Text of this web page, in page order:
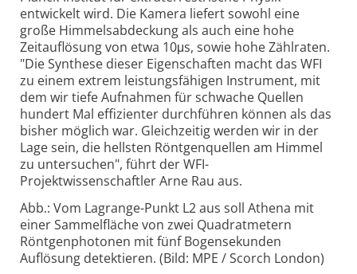
entwickelt wird. Die Kamera liefert sowohl eine
große Himmelsabdeckung als auch eine hohe
Zeitauflösung von etwa 10μs, sowie hohe Zählraten.
"Die Synthese dieser Eigenschaften macht das WFI
zu einem extrem leistungsfähigen Instrument, mit
dem wir tiefe Aufnahmen für schwache Quellen
hundert Mal effizienter durchführen können als das
bisher möglich war. Gleichzeitig werden wir in der
Lage sein, die hellsten Röntgenquellen am Himmel
zu untersuchen", führt der WFI-
Projektwissenschaftler Arne Rau aus.
Abb.: Vom Lagrange-Punkt L2 aus soll Athena mit
einer Sammelfläche von zwei Quadratmetern
Röntgenphotonen mit fünf Bogensekunden
Auflösung detektieren. (Bild: MPE / Scorch London)